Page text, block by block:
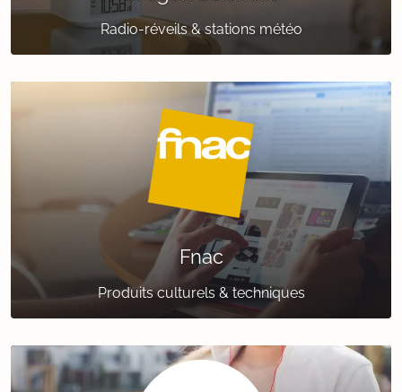
Radio-réveils & stations météo
Fnac
Produits culturels & techniques